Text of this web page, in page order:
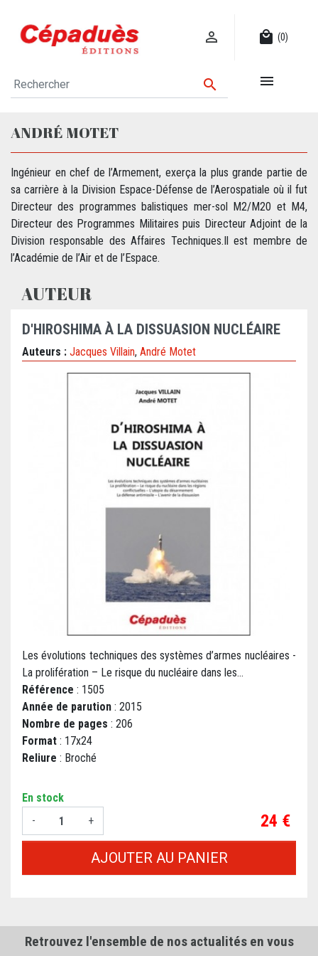
 local_mall (0)
 
ANDRÉ MOTET
Ingénieur en chef de l’Armement, exerça la plus grande partie de
sa carrière à la Division Espace-Défense de l’Aerospatiale où il fut
Directeur des programmes balistiques mer-sol M2/M20 et M4,
Directeur des Programmes Militaires puis Directeur Adjoint de la
Division responsable des Affaires Techniques.Il est membre de
l’Académie de l’Air et de l’Espace.
AUTEUR
D'HIROSHIMA À LA DISSUASION NUCLÉAIRE
Auteurs : Jacques Villain, André Motet
Les évolutions techniques des systèmes d’armes nucléaires -
La prolifération – Le risque du nucléaire dans les...
Référence : 1505
Année de parution : 2015
Nombre de pages : 206
Format : 17x24
Reliure : Broché
En stock
-
+ Prix
24 €
AJOUTER AU PANIER
Retrouvez l'ensemble de nos actualités en vous